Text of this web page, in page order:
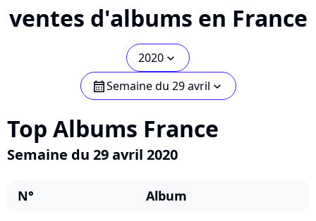
ventes d'albums en France
2020 chevron_bot
calendarSemaine du 29 avril chevron_bot
Top Albums France
Semaine du 29 avril 2020
N° Album